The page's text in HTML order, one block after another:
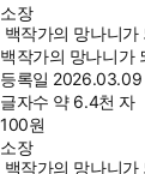
소장
백작가의 망나니
백작가의 망나니가
등록일 2026.03.09
글자수 약 6.4천 자
100원
소장
백작가의 망나니